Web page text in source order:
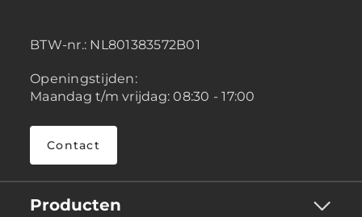
BTW-nr.: NL801383572B01
Openingstijden:
Maandag t/m vrijdag: 08:30 - 17:00
Contact
Producten